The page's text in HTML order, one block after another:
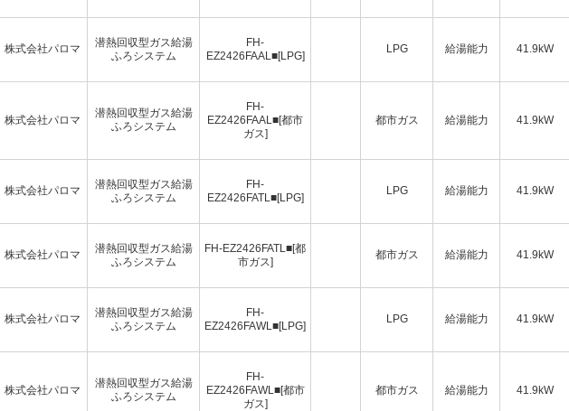
株式会社パロマ
潜熱回収型ガス給湯
ふろシステム
FH-
EZ2426FAAL■[LPG]
LPG 給湯能力 41.9kW
株式会社パロマ
潜熱回収型ガス給湯
ふろシステム
FH-
EZ2426FAAL■[都市
ガス]
都市ガス 給湯能力 41.9kW
株式会社パロマ
潜熱回収型ガス給湯
ふろシステム
FH-
EZ2426FATL■[LPG]
LPG 給湯能力 41.9kW
株式会社パロマ
潜熱回収型ガス給湯
ふろシステム
FH-EZ2426FATL■[都
市ガス]
都市ガス 給湯能力 41.9kW
株式会社パロマ
潜熱回収型ガス給湯
ふろシステム
FH-
EZ2426FAWL■[LPG]
LPG 給湯能力 41.9kW
株式会社パロマ
潜熱回収型ガス給湯
ふろシステム
FH-
EZ2426FAWL■[都市
ガス]
都市ガス 給湯能力 41.9kW